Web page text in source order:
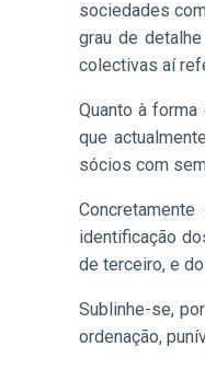
sociedades
grau de
colectivas aí
Quanto à
que
sócios com
identificação
de terceiro, e
Sublinhe-se,
ordenação,